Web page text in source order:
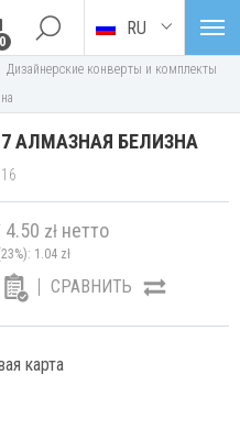
0
RU
Дизайнерские конверты и комплекты
АЛМАЗНАЯ БЕЛИЗНА
4.50 zł нетто
1.04 zł
СРАВНИТЬ
карта